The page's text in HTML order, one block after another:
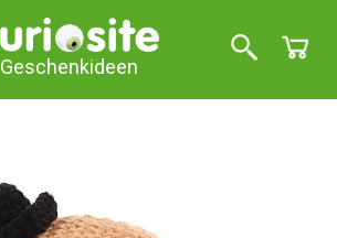
Geschenkideen